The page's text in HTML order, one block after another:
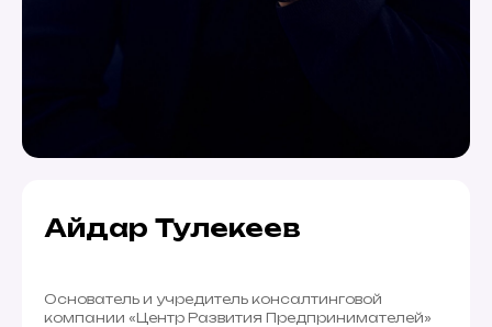
Айдар Тулекеев
Основатель и учредитель консалтинговой
компании «Центр Развития Предпринимателей»